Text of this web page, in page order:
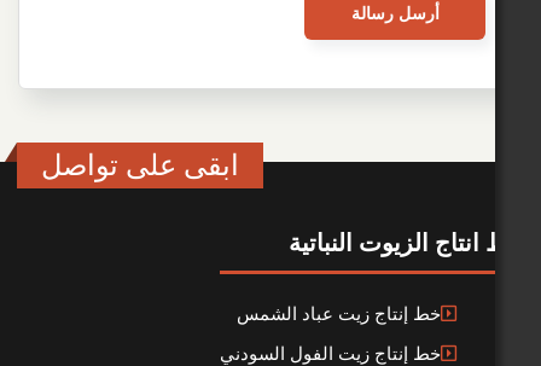
ابقى على تواصل
النباتية
إنتاج زيت عباد الشمس
إنتاج زيت الفول السودني